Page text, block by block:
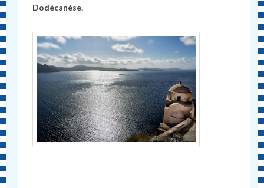
Dodécanèse.